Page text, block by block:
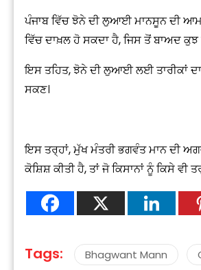
ਪੰਜਾਬ ਵਿੱਚ ਝੋਨੇ ਦੀ ਲੁਆਈ ਮਾਨਸੂਨ ਦੀ ਆਮ
ਵਿੱਚ ਦਾਖ਼ਲ ਹੋ ਸਕਦਾ ਹੈ, ਜਿਸ ਤੋਂ ਬਾਅਦ ਕੁਝ
ਇਸ ਤਹਿਤ, ਝੋਨੇ ਦੀ ਲੁਆਈ ਲਈ ਤਾਰੀਕਾਂ ਦਾ
ਸਕਣ।
ਇਸ ਤਰ੍ਹਾਂ, ਮੁੱਖ ਮੰਤਰੀ ਭਗਵੰਤ ਮਾਨ ਦੀ
ਕੋਸ਼ਿਸ਼ ਕੀਤੀ ਹੈ, ਤਾਂ ਜੋ ਕਿਸਾਨਾਂ ਨੂੰ ਕਿਸੇ ਵੀ
Tags: Bhagwant Mann